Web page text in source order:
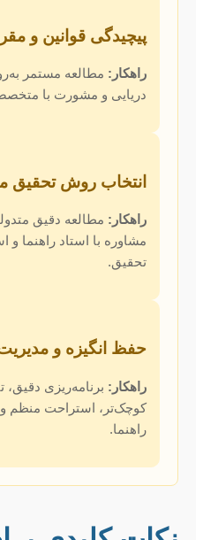
پیچیدگی قوانین و
راهکار: مطالعه مستمر
دریایی و مشورت با
انتخاب روش تحقیق
راهکار: مطالعه دقیق
مشاوره با استاد راهنما
تحقیق.
حفظ انگیزه و
راهکار: برنامه‌ریزی
کوچک‌تر، استراحت منظم و
راهنما.